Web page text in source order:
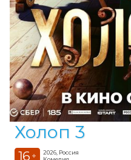
Холоп 3
16 +
2026, Россия